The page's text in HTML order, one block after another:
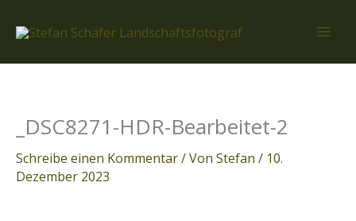
Inhalt
_DSC8271-HDR-Bearbeitet-2
Schreibe einen Kommentar/ Von Stefan / 10.
Dezember 2023